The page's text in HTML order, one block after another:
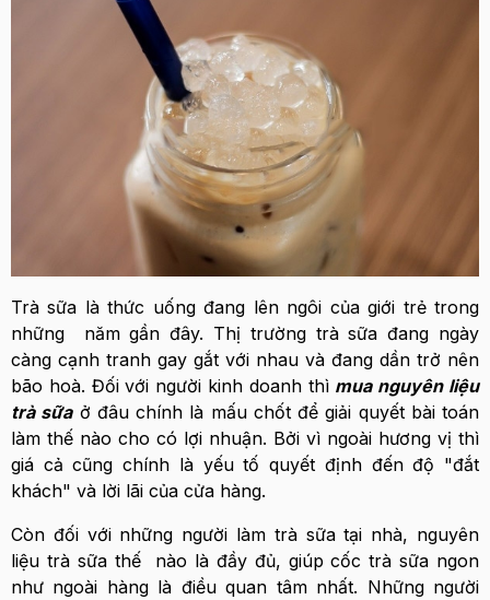
Trà sữa là thức uống đang lên ngôi của giới trẻ trong
những năm gần đây. Thị trường trà sữa đang ngày
càng cạnh tranh gay gắt với nhau và đang dần trở nên
bão hoà. Đối với người kinh doanh thì mua nguyên liệu
trà sữaở đâu chính là mấu chốt để giải quyết bài toán
làm thế nào cho có lợi nhuận. Bởi vì ngoài hương vị thì
giá cả cũng chính là yếu tố quyết định đến độ "đắt
khách" và lời lãi của cửa hàng.
Còn đối với những người làm trà sữa tại nhà, nguyên
liệu trà sữa thế nào là đầy đủ, giúp cốc trà sữa ngon
như ngoài hàng là điều quan tâm nhất. Những người